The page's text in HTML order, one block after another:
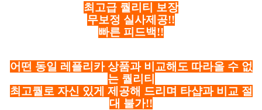
최고급 퀄리티 보장
무보정 실사제공!!
빠른 피드백!!
어떤 동일 레플리카 상품과 비교해도 따라올 수 없
는 퀄리티
최고퀄로 자신 있게 제공해 드리며 타샵과 비교 절
대 불가!!